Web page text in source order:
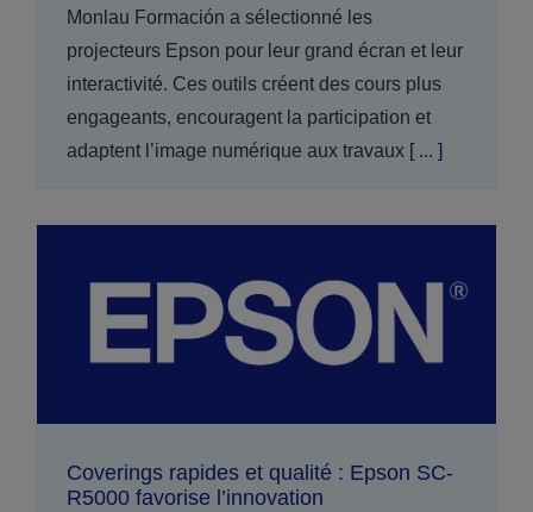
Monlau Formación a sélectionné les
projecteurs Epson pour leur grand écran et leur
interactivité. Ces outils créent des cours plus
engageants, encouragent la participation et
adaptent l’image numérique aux travaux[ ... ]
Coverings rapides et qualité : Epson SC-
R5000 favorise l’innovation